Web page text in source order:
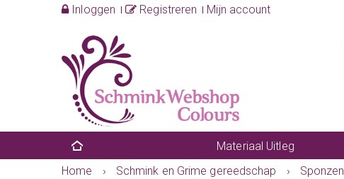
Inloggen Registreren Mijn account
Materiaal Uitleg
Home
› Schmink en Grime gereedschap › Sponzen